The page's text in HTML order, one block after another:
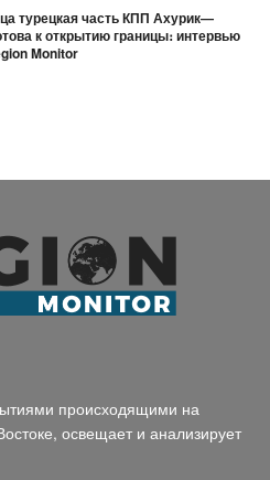
турецкая часть КПП Ахурик—
к открытию границы։ интервью
Monitor
происходящими на
освещает и анализирует